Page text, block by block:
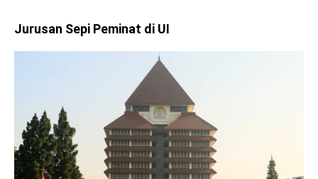
Jurusan Sepi Peminat di UI